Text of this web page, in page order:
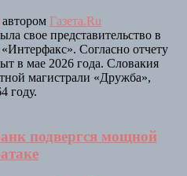
автором Газета.Ru
свое представительство в
Согласно отчету
в мае 2026 года. Словакия
магистрали «Дружба»,
году.
подвергся мощной